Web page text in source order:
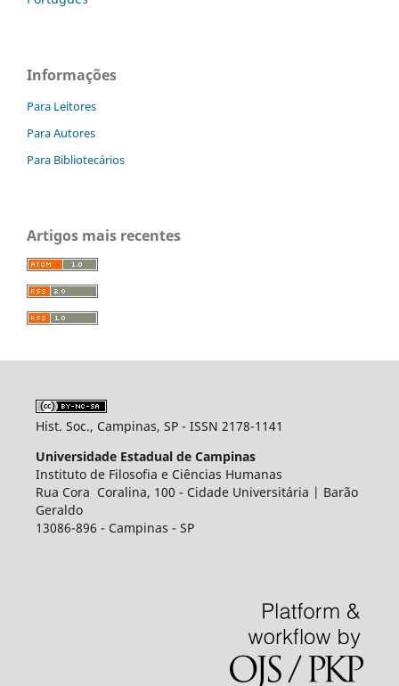
Informações
Para Leitores
Para Autores
Para Bibliotecários
Artigos mais recentes
Hist. Soc., Campinas, SP - ISSN 2178-1141
Universidade Estadual de Campinas
Instituto de Filosofia e Ciências Humanas
Rua Cora Coralina, 100 - Cidade Universitária | Barão
Geraldo
13086-896 - Campinas - SP